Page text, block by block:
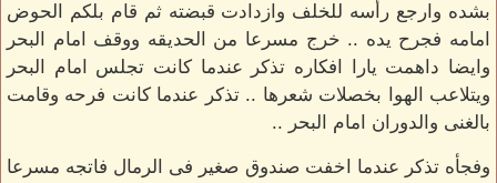
بشده وارجع رأسه للخلف وازدادت قبضته ثم قام بلكم الحوض
امامه فجرح يده .. خرج مسرعا من الحديقه ووقف امام البحر
وايضا داهمت يارا افكاره تذكر عندما كانت تجلس امام البحر
ويتلاعب الهوا بخصلات شعرها .. تذكر عندما كانت فرحه وقامت
بالغنى والدوران امام البحر ..
وفجأه تذكر عندما اخفت صندوق صغير فى الرمال فاتجه مسرعا